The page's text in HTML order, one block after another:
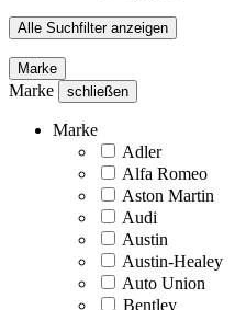
Alle Suchfilter anzeigen
Marke
Marke schließen
Marke
Adler
Alfa Romeo
Aston Martin
Audi
Austin
Austin-Healey
Auto Union
Bentley